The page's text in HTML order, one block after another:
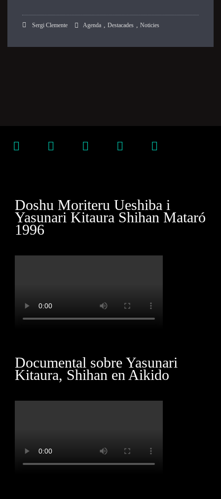
Sergi Clemente Agenda , Destacades , Noticies
Doshu Moriteru Ueshiba i
Yasunari Kitaura Shihan Mataró
1996
Documental sobre Yasunari
Kitaura, Shihan en Aikido